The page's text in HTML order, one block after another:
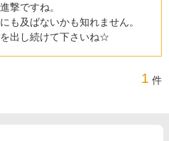
撃ですね。
も及ばないかも知れません。
出し続けて下さいね☆
1 件